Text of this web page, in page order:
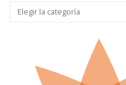
Seleccionar
categoría